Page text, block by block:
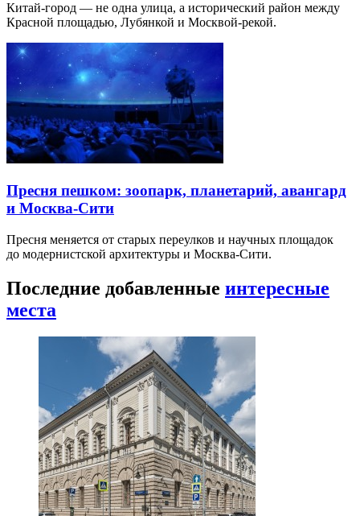
Китай-город — не одна улица, а исторический район между
Красной площадью, Лубянкой и Москвой-рекой.
Пресня пешком: зоопарк, планетарий, авангард
и Москва-Сити
Пресня меняется от старых переулков и научных площадок
до модернистской архитектуры и Москва-Сити.
Последние добавленные интересные
места